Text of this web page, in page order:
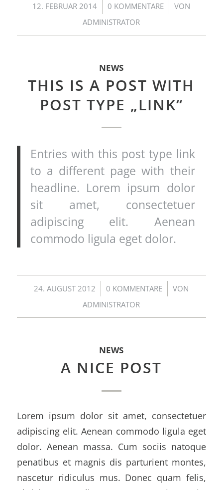
12. FEBRUAR 2014
/ 0 KOMMENTARE
/
VON
ADMINISTRATOR
NEWS
THIS IS A POST WITH
POST TYPE „LINK“
Entries with this post type link
to a different page with their
headline. Lorem ipsum dolor
sit amet, consectetuer
adipiscing elit. Aenean
commodo ligula eget dolor.
24. AUGUST 2012
/ 0 KOMMENTARE
/
VON
ADMINISTRATOR
NEWS
A NICE POST
Lorem ipsum dolor sit amet, consectetuer
adipiscing elit. Aenean commodo ligula eget
dolor. Aenean massa. Cum sociis natoque
penatibus et magnis dis parturient montes,
nascetur ridiculus mus. Donec quam felis,